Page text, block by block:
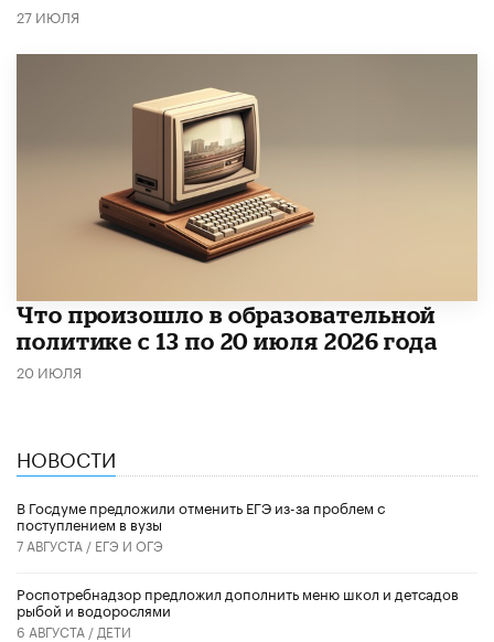
27 ИЮЛЯ
Что произошло в образовательной
политике с 13 по 20 июля 2026 года
20 ИЮЛЯ
НОВОСТИ
В Госдуме предложили отменить ЕГЭ из-за проблем с
поступлением в вузы
7 АВГУСТА / ЕГЭ И ОГЭ
Роспотребнадзор предложил дополнить меню школ и детсадов
рыбой и водорослями
6 АВГУСТА / ДЕТИ